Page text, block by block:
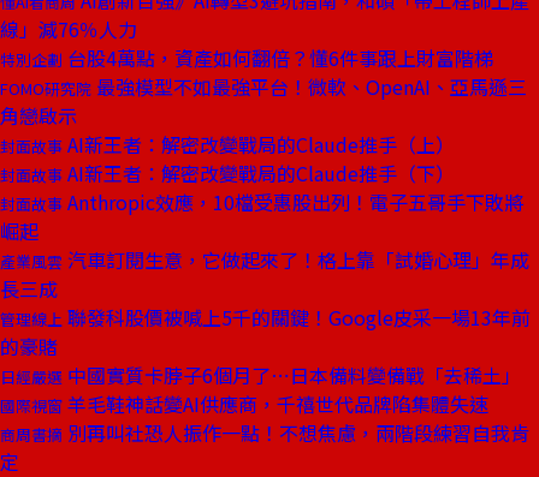
線」減76％人力
特別企劃 台股4萬點，資產如何翻倍？懂6件事跟上財富階梯
FOMO研究院 最強模型不如最強平台！微軟、OpenAI、亞馬遜三
角戀啟示
封面故事 AI新王者：解密改變戰局的Claude推手（上）
封面故事 AI新王者：解密改變戰局的Claude推手（下）
封面故事 Anthropic效應，10檔受惠股出列！電子五哥手下敗將
崛起
產業風雲 汽車訂閱生意，它做起來了！格上靠「試婚心理」年成
長三成
管理線上 聯發科股價被喊上5千的關鍵！Google皮采一場13年前
的豪賭
日經嚴選 中國實質卡脖子6個月了⋯日本備料變備戰「去稀土」
國際視窗 羊毛鞋神話變AI供應商，千禧世代品牌陷集體失速
商周書摘 別再叫社恐人振作一點！不想焦慮，兩階段練習自我肯
定